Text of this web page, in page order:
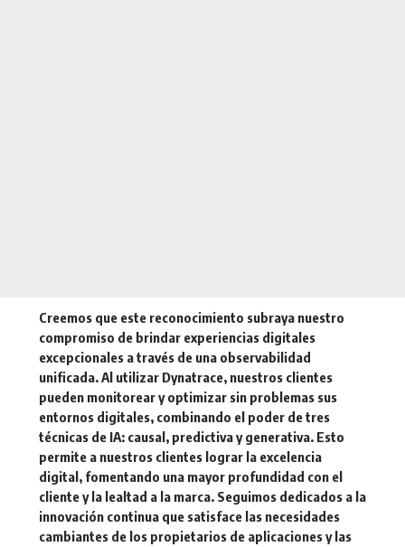
Creemos que este reconocimiento subraya nuestro
compromiso de brindar experiencias digitales
excepcionales a través de una observabilidad
unificada. Al utilizar Dynatrace, nuestros clientes
pueden monitorear y optimizar sin problemas sus
entornos digitales, combinando el poder de tres
técnicas de IA: causal, predictiva y generativa. Esto
permite a nuestros clientes lograr la excelencia
digital, fomentando una mayor profundidad con el
cliente y la lealtad a la marca. Seguimos dedicados a la
innovación continua que satisface las necesidades
cambiantes de los propietarios de aplicaciones y las